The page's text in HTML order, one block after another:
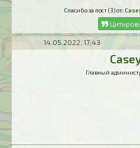
Спасибо за пост (3) от:
14.05.2022, 17:43
Главный